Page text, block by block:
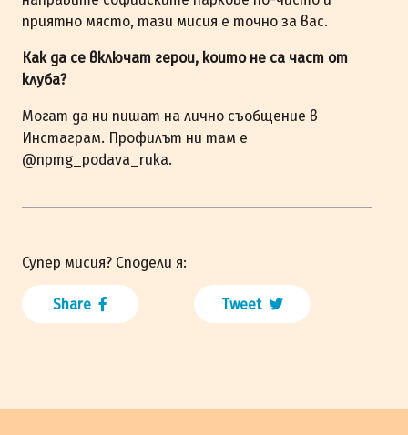
приятно място, тази мисия е точно за вас.
Как да се включат герои, които не са част от
клуба?
Могат да ни пишат на лично съобщение в
Инстаграм. Профилът ни там е
@npmg_podava_ruka.
Супер мисия? Сподели я:
Share Tweet